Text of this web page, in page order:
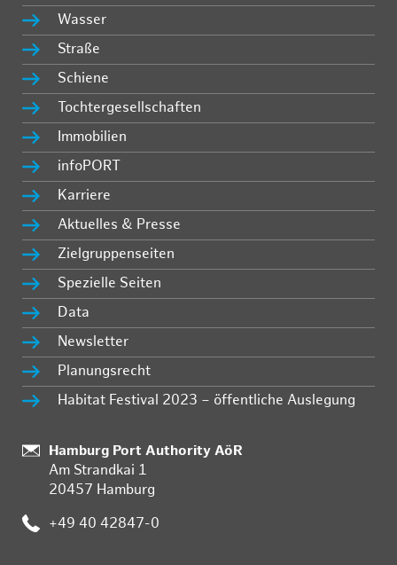
Wasser
Straße
Schiene
Tochtergesellschaften
Immobilien
infoPORT
Karriere
Aktuelles & Presse
Zielgruppenseiten
Spezielle Seiten
Data
Newsletter
Planungsrecht
Habitat Festival 2023 – öffentliche Auslegung
:
Hamburg Port Authority AöR
Am Strandkai 1
20457 Hamburg
: +49 40 42847-0